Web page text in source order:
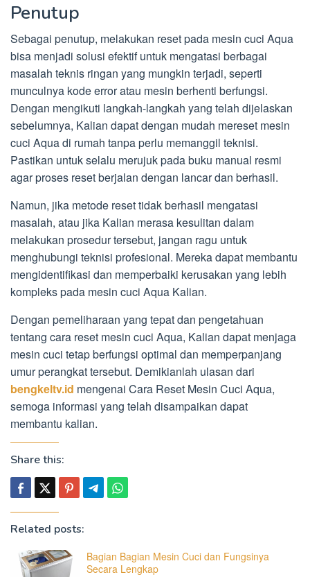
Penutup
Sebagai penutup, melakukan reset pada mesin cuci Aqua
bisa menjadi solusi efektif untuk mengatasi berbagai
masalah teknis ringan yang mungkin terjadi, seperti
munculnya kode error atau mesin berhenti berfungsi.
Dengan mengikuti langkah-langkah yang telah dijelaskan
sebelumnya, Kalian dapat dengan mudah mereset mesin
cuci Aqua di rumah tanpa perlu memanggil teknisi.
Pastikan untuk selalu merujuk pada buku manual resmi
agar proses reset berjalan dengan lancar dan berhasil.
Namun, jika metode reset tidak berhasil mengatasi
masalah, atau jika Kalian merasa kesulitan dalam
melakukan prosedur tersebut, jangan ragu untuk
menghubungi teknisi profesional. Mereka dapat membantu
mengidentifikasi dan memperbaiki kerusakan yang lebih
kompleks pada mesin cuci Aqua Kalian.
Dengan pemeliharaan yang tepat dan pengetahuan
tentang cara reset mesin cuci Aqua, Kalian dapat menjaga
mesin cuci tetap berfungsi optimal dan memperpanjang
umur perangkat tersebut. Demikianlah ulasan dari
bengkeltv.id mengenai Cara Reset Mesin Cuci Aqua,
semoga informasi yang telah disampaikan dapat
membantu kalian.
Share this:
Related posts:
Bagian Bagian Mesin Cuci dan Fungsinya
Secara Lengkap